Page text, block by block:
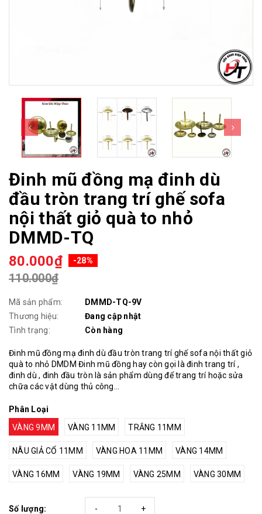
Đinh mũ đồng mạ đinh dù
đầu tròn trang trí ghế sofa
nội thất giỏ quà to nhỏ
DMMD-TQ
80.000₫ -28%
110.000₫
Mã sản phẩm:
DMMD-TQ-9V
Thương hiệu:
Đang cập nhật
Tình trạng:
Còn hàng
Đinh mũ đồng mạ đinh dù đầu tròn trang trí ghế sofa nội thất giỏ
quà to nhỏ DMDM Đinh mũ đồng hay còn gọi là đinh trang trí ,
đinh dù , đinh đầu tròn là sản phẩm dùng để trang trí hoặc sửa
chữa các vật dùng thủ công...
Phân Loại
VÀNG 9MM
VÀNG 11MM TRẮNG 11MM
NÂU GIẢ CỔ 11MM VÀNG HOA 11MM VÀNG 14MM
VÀNG 16MM VÀNG 19MM VÀNG 25MM VÀNG 30MM
Số lượng: +
-